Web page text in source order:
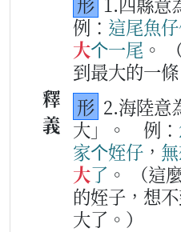
釋
義
例： 這尾魚仔
大个一尾 。
到最大的一條
形 2.海陸意
大」。
例：
家个姪仔 ，
大了 。
（這
的姪子，想
大了。）